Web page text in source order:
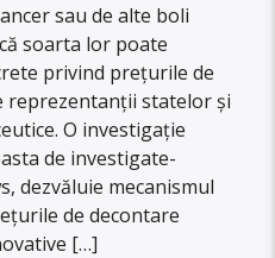
sau de alte boli
soarta lor poate
privind preţurile de
reprezentanţii statelor şi
O investigaţie
de investigate-
dezvăluie mecanismul
de decontare
[…]